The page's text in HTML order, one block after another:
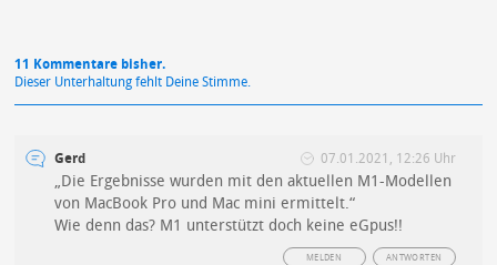
11 Kommentare bisher.
Dieser Unterhaltung fehlt Deine Stimme.
Gerd 07.01.2021, 12:26 Uhr
„Die Ergebnisse wurden mit den aktuellen M1-Modellen
von MacBook Pro und Mac mini ermittelt.“
Wie denn das? M1 unterstützt doch keine eGpus!!
ANTWORTEN
MELDEN